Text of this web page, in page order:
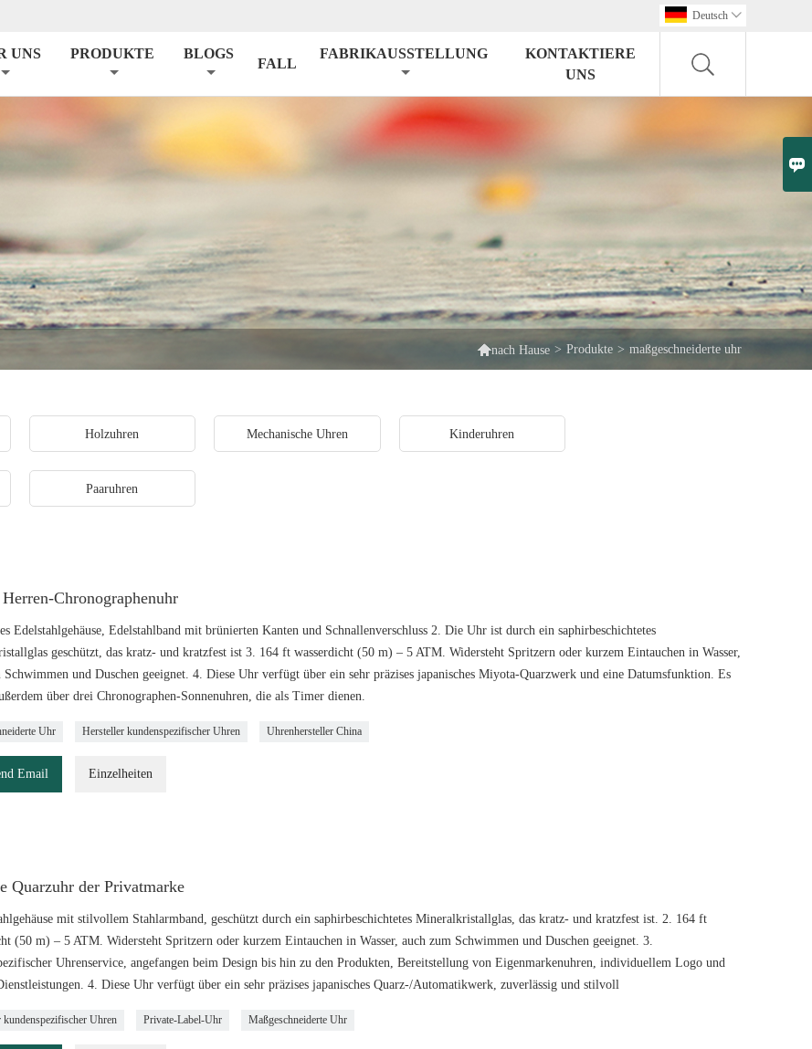

Deutsch 
UNS PRODUKTE BLOGS
FALL
FABRIKAUSSTELLUNG
KONTAKTIERE
UNS
nach Hause > Produkte > maßgeschneiderte uhr
Holzuhren Mechanische Uhren Kinderuhren
Paaruhren
Chronographenuhr
Edelstahlgehäuse, Edelstahlband mit brünierten Kanten und Schnallenverschluss 2. Die Uhr ist durch ein saphirbeschichtetes
geschützt, das kratz- und kratzfest ist 3. 164 ft wasserdicht (50 m) – 5 ATM. Widersteht Spritzern oder kurzem Eintauchen in Wasser,
Schwimmen und Duschen geeignet. 4. Diese Uhr verfügt über ein sehr präzises japanisches Miyota-Quarzwerk und eine Datumsfunktion. Es
über drei Chronographen-Sonnenuhren, die als Timer dienen.
Uhr Hersteller kundenspezifischer Uhren Uhrenhersteller China
Email Einzelheiten
Quarzuhr der Privatmarke
mit stilvollem Stahlarmband, geschützt durch ein saphirbeschichtetes Mineralkristallglas, das kratz- und kratzfest ist. 2. 164 ft
(50 m) – 5 ATM. Widersteht Spritzern oder kurzem Eintauchen in Wasser, auch zum Schwimmen und Duschen geeignet. 3.
Uhrenservice, angefangen beim Design bis hin zu den Produkten, Bereitstellung von Eigenmarkenuhren, individuellem Logo und
4. Diese Uhr verfügt über ein sehr präzises japanisches Quarz-/Automatikwerk, zuverlässig und stilvoll
kundenspezifischer Uhren Private-Label-Uhr Maßgeschneiderte Uhr